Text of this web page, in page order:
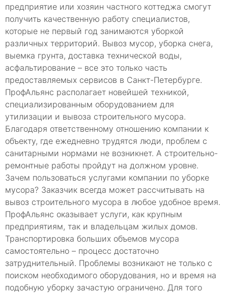
предприятие или хозяин частного коттеджа смогут
получить качественную работу специалистов,
которые не первый год занимаются уборкой
различных территорий. Вывоз мусор, уборка снега,
выемка грунта, доставка технической воды,
асфальтирование – все это только часть
предоставляемых сервисов в Санкт-Петербурге.
ПрофАльянс располагает новейшей техникой,
специализированным оборудованием для
утилизации и вывоза строительного мусора.
Благодаря ответственному отношению компании к
объекту, где ежедневно трудятся люди, проблем с
санитарными нормами не возникнет. А строительно-
ремонтные работы пройдут на должном уровне.
Зачем пользоваться услугами компании по уборке
мусора? Заказчик всегда может рассчитывать на
вывоз строительного мусора в любое удобное время.
ПрофАльянс оказывает услуги, как крупным
предприятиям, так и владельцам жилых домов.
Транспортировка больших объемов мусора
самостоятельно – процесс достаточно
затруднительный. Проблемы возникают не только с
поиском необходимого оборудования, но и время на
подобную уборку зачастую ограничено. Для того